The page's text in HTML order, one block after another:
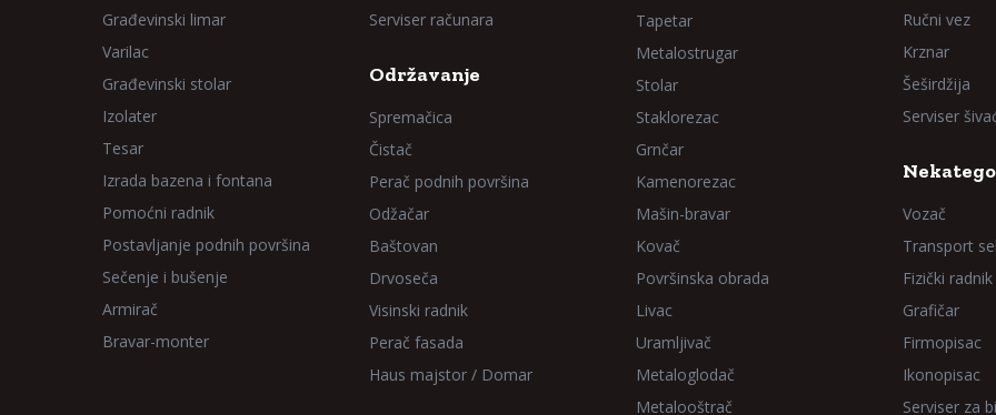
Građevinski limar
Varilac
Građevinski stolar
Izolater
Tesar
Izrada bazena i fontana
Pomoćni radnik
Postavljanje podnih površina
Sečenje i bušenje
Armirač
Bravar-monter
Serviser računara
Održavanje
Spremačica
Čistač
Perač podnih površina
Odžačar
Baštovan
Drvoseča
Visinski radnik
Perač fasada
Haus majstor / Domar
Tapetar
Metalostrugar
Stolar
Staklorezac
Grnčar
Kamenorezac
Mašin-bravar
Kovač
Površinska obrada
Livac
Uramljivač
Metaloglodač
Metalooštrač
Ručni vez
Krznar
Šeširdžija
Serviser
Vozač
Transport
Fizički radnik
Grafičar
Firmopisac
Ikonopisac
Serviser za